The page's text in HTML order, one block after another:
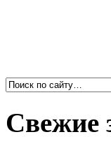
Свежие